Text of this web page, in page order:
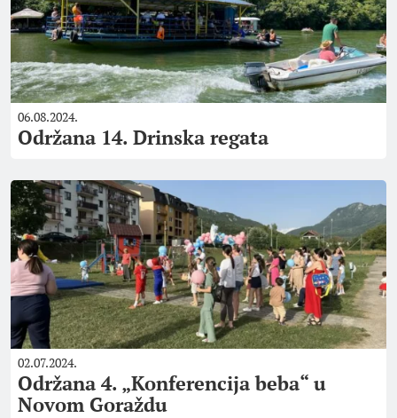
06.08.2024.
Održana 14. Drinska regata
02.07.2024.
Održana 4. „Konferencija beba“ u
Novom Goraždu